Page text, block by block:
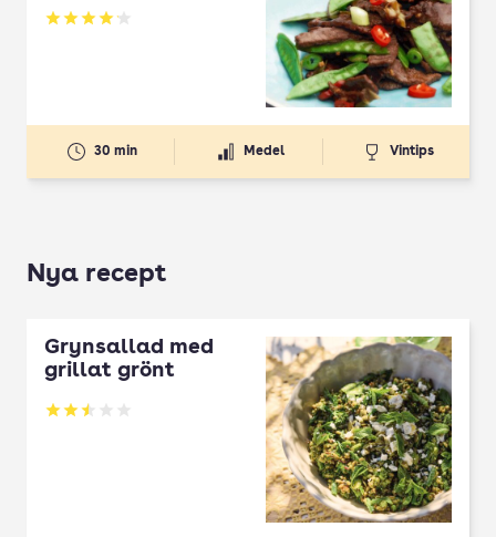
Betyg: 4.13 av 5
30 min Medel Vintips
Nya recept
Grynsallad med
grillat grönt
Betyg: 2.5 av 5